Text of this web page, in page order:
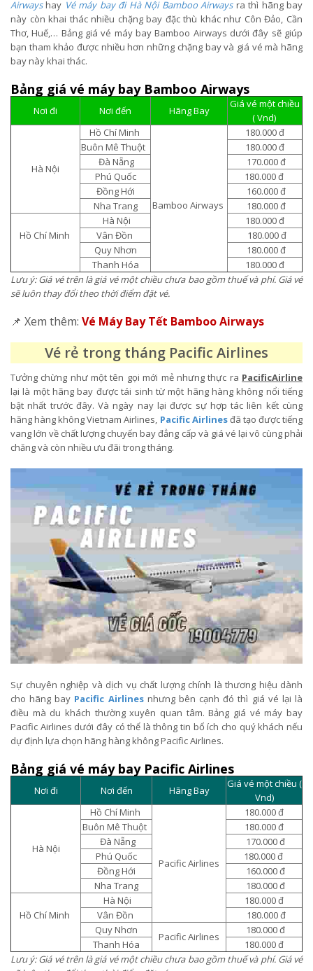
Airwayshay Vé máy bay đi Hà Nội Bamboo Airwaysra thì hãng bay
này còn khai thác nhiều chặng bay đặc thù khác như Côn Đảo, Cần
Thơ, Huế,… Bảng giá vé máy bay Bamboo Airways dưới đây sẽ giúp
bạn tham khảo được nhiều hơn những chặng bay và giá vé mà hãng
bay này khai thác.
Bảng giá vé máy bay Bamboo Airways
Nơi đi Nơi đến Hãng Bay
Giá vé một chiều
( Vnd)
Hà Nội
Hồ Chí Minh
Bamboo Airways
180.000 đ
Buôn Mê Thuột
180.000 đ
Đà Nẵng
170.000 đ
Phú Quốc
180.000 đ
Đồng Hới
160.000 đ
Nha Trang
180.000 đ
Hồ Chí Minh
Hà Nội
180.000 đ
Vân Đồn
180.000 đ
Quy Nhơn
180.000 đ
Thanh Hóa
180.000 đ
Lưu ý: Giá vé trên là giá vé một chiều chưa bao gồm thuế và phí. Giá vé
sẽ luôn thay đổi theo thời điểm đặt vé.
📌 Xem thêm: Vé Máy Bay Tết Bamboo Airways
Vé rẻ trong tháng Pacific Airlines
Tưởng chừng như một tên gọi mới mẻ nhưng thực ra PacificAirline
lại là một hãng bay được tái sinh từ một hãng hàng không nổi tiếng
bật nhất trước đây. Và ngày nay lại được sự hợp tác liên kết cùng
hãng hàng không Vietnam Airlines, Pacific Airlinesđã tạo được tiếng
vang lớn về chất lượng chuyến bay đẳng cấp và giá vé lại vô cùng phải
chăng và còn nhiều ưu đãi trong tháng.
Sự chuyên nghiệp và dịch vụ chất lượng chính là thương hiệu dành
cho hãng bay Pacific Airlinesnhưng bên cạnh đó thì giá vé lại là
điều mà du khách thường xuyên quan tâm. Bảng giá vé máy bay
Pacific Airlines dưới đây có thể là thông tin bổ ích cho quý khách nếu
dự định lựa chọn hãng hàng không Pacific Airlines.
Bảng giá vé máy bay Pacific Airlines
Nơi đi Nơi đến Hãng Bay
Giá vé một chiều (
Vnd)
Hà Nội
Hồ Chí Minh
Pacific Airlines
180.000 đ
Buôn Mê Thuột
180.000 đ
Đà Nẵng
170.000 đ
Phú Quốc
180.000 đ
Đồng Hới
160.000 đ
Nha Trang
180.000 đ
Hồ Chí Minh
Hà Nội
180.000 đ
Vân Đồn
180.000 đ
Quy Nhơn
Pacific Airlines
180.000 đ
Thanh Hóa
180.000 đ
Lưu ý: Giá vé trên là giá vé một chiều chưa bao gồm thuế và phí. Giá vé